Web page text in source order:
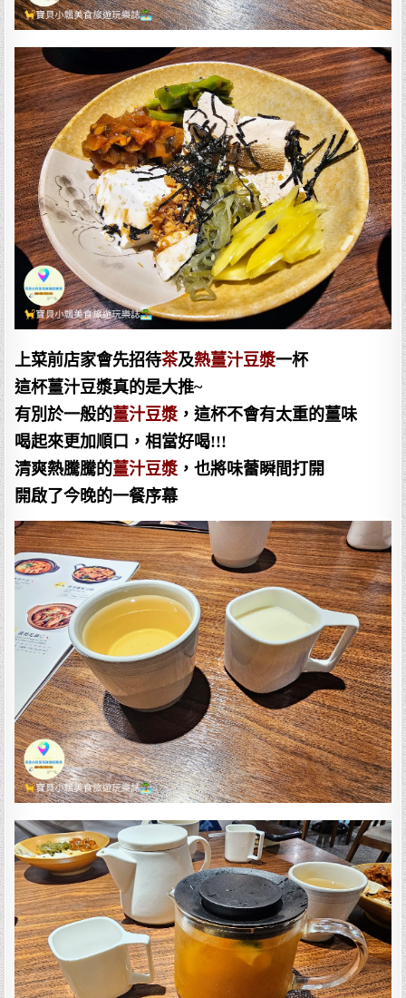
上菜前店家會先招待茶及熱薑汁豆漿一杯
這杯薑汁豆漿真的是大推~
有別於一般的薑汁豆漿，這杯不會有太重的薑味
喝起來更加順口，相當好喝!!!
清爽熱騰騰的薑汁豆漿，也將味蕾瞬間打開
開啟了今晚的一餐序幕